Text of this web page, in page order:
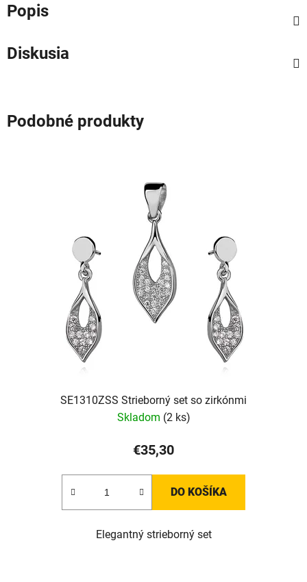
Popis
Diskusia
Podobné produkty
SE1310ZSS Strieborný set so zirkónmi
Skladom (2 ks)
€35,30
DO KOŠÍKA
Elegantný strieborný set